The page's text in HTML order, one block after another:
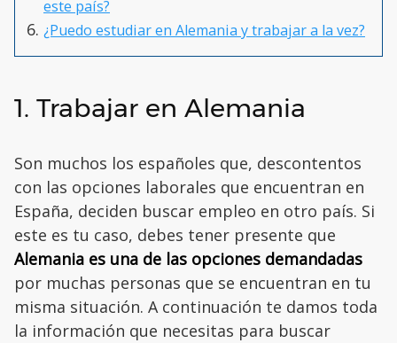
este país?
¿Puedo estudiar en Alemania y trabajar a la vez?
1. Trabajar en Alemania
Son muchos los españoles que, descontentos
con las opciones laborales que encuentran en
España, deciden buscar empleo en otro país. Si
este es tu caso, debes tener presente que
Alemania es una de las opciones demandadas
por muchas personas que se encuentran en tu
misma situación. A continuación te damos toda
la información que necesitas para buscar